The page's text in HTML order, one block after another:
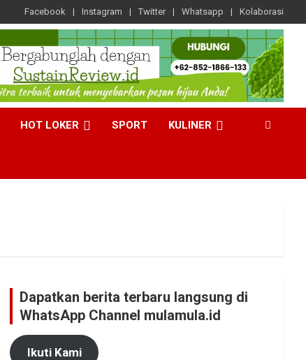
Facebook Instagram Twitter Whatsapp Kolaborasi
HOT LOKER SPORT KULINER
Dapatkan berita terbaru langsung di
WhatsApp Channel mulamula.id
Ikuti Kami